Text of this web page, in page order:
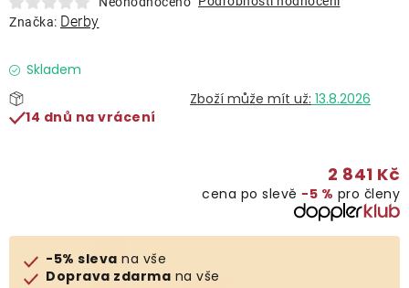
Gastro produkty
Klub výhod
Značka: Derby
Skladem
13.8.2026
14 dnů na vrácení
2 841 Kč
cena po slevě −5 % pro členy
-5% sleva na vše
Doprava zdarma na vše